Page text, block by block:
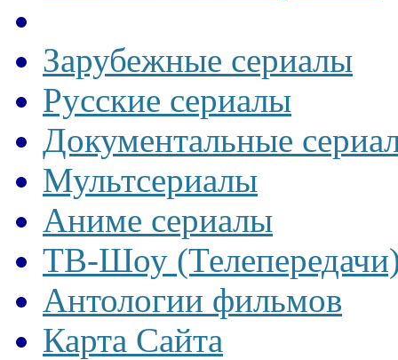
Зарубежные сериалы
Русские сериалы
Документальные
Мультсериалы
Аниме сериалы
ТВ-Шоу
Антологии фильмов
Карта Сайта